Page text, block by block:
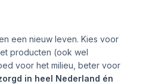
een nieuw leven. Kies voor
producten (ook wel
voor het milieu, beter voor
in heel Nederland én